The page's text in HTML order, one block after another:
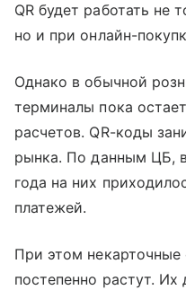
QR будет работать не
но и при онлайн-
Однако в обычной
терминалы пока
расчетов. QR-коды
рынка. По данным ЦБ,
года на них
платежей.
При этом
постепенно растут. Их